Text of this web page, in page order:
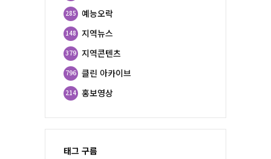
예능오락
285
지역뉴스
148
지역콘텐츠
379
클린 아카이브
796
홍보영상
214
태그 구름